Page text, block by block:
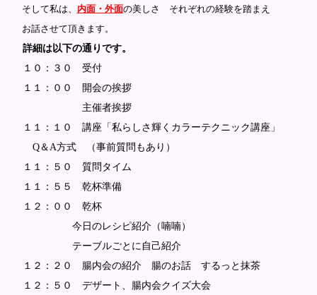
そして私は、 内面・外面の美しさ それぞれの経験を踏まえ
お話させて頂きます。
詳細は以下の通りです。
１０：３０ 受付
１１：００ 開会の挨拶
主催者挨拶
１１：１０ 講座「私らしさ輝くカラーテクニック講座」
Q＆A方式 （事前質問もあり）
１１：５０ 質問タイム
１１：５５ 乾杯準備
１２：００ 乾杯
今日のレシピ紹介（喃喃）
テーブルごとに自己紹介
１２：２０ 腸内会の紹介 腸のお話 するっと抹茶
１２：５０ デザート、腸内会クイズ大会